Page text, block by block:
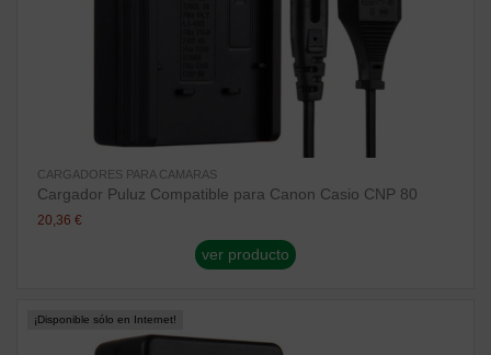
CARGADORES PARA CAMARAS
Cargador Puluz Compatible para Canon Casio CNP 80
20,36 €
ver producto
¡Disponible sólo en Internet!